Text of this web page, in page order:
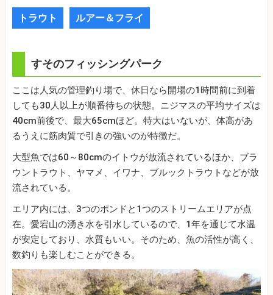
トラウト ルアー＆フライ
すそのフィッシングパーク
ここは人気の管理釣り場で、休日なら開場の1時間前に到着
しても30人以上が順番待ちの状態。ニジマスの平均サイズは
40cm前後で、最大65cmほど。特大はいないが、体高があ
るうえに筋肉質で引きの強いのが特徴だ。
大型魚では60～80cmのイトウが放流されているほか、ブラ
ウントラウト、ヤマメ、イワナ、ブルックトラウトなどが放
流されている。
エリア内には、3つのポンドと1つのストリームエリアが点
在。愛宕山の湧き水を引水しているので、1年を通じて水温
が安定しており、水質もいい。そのため、魚の活性が高く、
数釣りも楽しむことができる。